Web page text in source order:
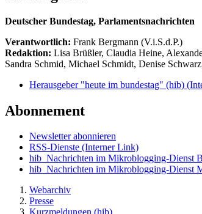
Deutscher Bundestag, Parlamentsnachrichten
Verantwortlich: Frank Bergmann (V.i.S.d.P.)
Redaktion: Lisa Brüßler, Claudia Heine,
Sandra Schmid, Michael Schmidt, Denise
Herausgeber "heute im bundestag" (hib)
Abonnement
Newsletter abonnieren
RSS-Dienste (Interner Link)
hib_Nachrichten im Mikroblogging-Dienst
hib_Nachrichten im Mikroblogging-Dienst
Webarchiv
Presse